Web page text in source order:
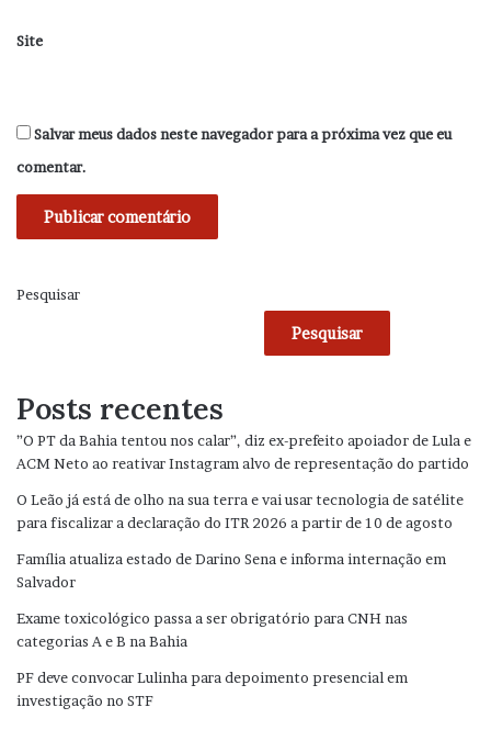
Site
Salvar meus dados neste navegador para a próxima vez que eu
comentar.
Pesquisar
Pesquisar
Posts recentes
”O PT da Bahia tentou nos calar”, diz ex-prefeito apoiador de Lula e
ACM Neto ao reativar Instagram alvo de representação do partido
O Leão já está de olho na sua terra e vai usar tecnologia de satélite
para fiscalizar a declaração do ITR 2026 a partir de 10 de agosto
Família atualiza estado de Darino Sena e informa internação em
Salvador
Exame toxicológico passa a ser obrigatório para CNH nas
categorias A e B na Bahia
PF deve convocar Lulinha para depoimento presencial em
investigação no STF